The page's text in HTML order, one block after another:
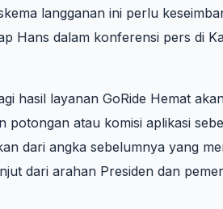
langganan ini perlu
Hans dalam konferensi pers di
hasil layanan GoRide Hemat
potongan atau komisi aplikasi
dari angka sebelumnya yang
dari arahan Presiden dan